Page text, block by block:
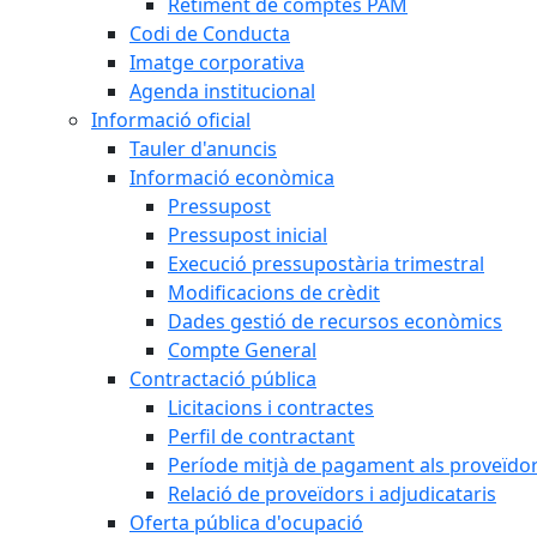
Codi de Conducta
Imatge corporativa
Agenda institucional
Informació oficial
Tauler d'anuncis
Informació econòmica
Pressupost
Pressupost inicial
Execució pressupostària trimestral
Modificacions de crèdit
Dades gestió de recursos econòmics
Compte General
Contractació pública
Licitacions i contractes
Perfil de contractant
Període mitjà de pagament als
Relació de proveïdors i adjudicataris
Oferta pública d'ocupació